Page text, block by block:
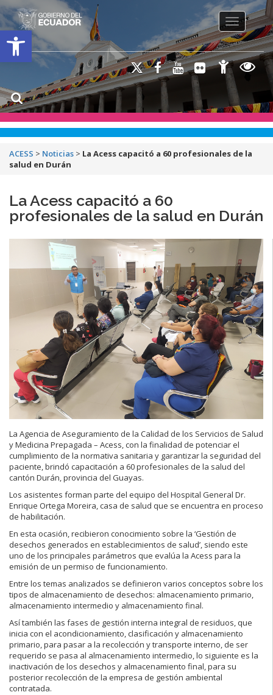
Open toolbar
Toggle
ACESS > Noticias > La Acess capacitó a 60 profesionales de la
salud en Durán
La Acess capacitó a 60
profesionales de la salud en Durán
La Agencia de Aseguramiento de la Calidad de los Servicios de Salud
y Medicina Prepagada – Acess, con la finalidad de potenciar el
cumplimiento de la normativa sanitaria y garantizar la seguridad del
paciente, brindó capacitación a 60 profesionales de la salud del
cantón Durán, provincia del Guayas.
Los asistentes forman parte del equipo del Hospital General Dr.
Enrique Ortega Moreira, casa de salud que se encuentra en proceso
de habilitación.
En esta ocasión, recibieron conocimiento sobre la ‘Gestión de
desechos generados en establecimientos de salud’, siendo este
uno de los principales parámetros que evalúa la Acess para la
emisión de un permiso de funcionamiento.
Entre los temas analizados se definieron varios conceptos sobre los
tipos de almacenamiento de desechos: almacenamiento primario,
almacenamiento intermedio y almacenamiento final.
Así también las fases de gestión interna integral de residuos, que
inicia con el acondicionamiento, clasificación y almacenamiento
primario, para pasar a la recolección y transporte interno, de ser
requerido se pasa al almacenamiento intermedio, lo siguiente es la
inactivación de los desechos y almacenamiento final, para su
posterior recolección de la empresa de gestión ambiental
contratada.